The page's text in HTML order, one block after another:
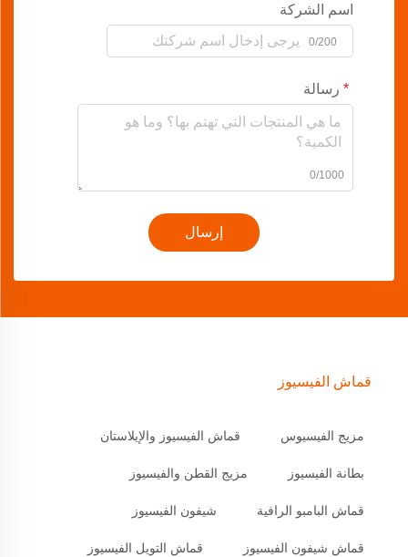
اسم الشركة
0/200
رسالة
0/1000
إرسال
قماش الفيسيوز
مزيج الفيسيوس قماش الفيسيوز والإيلاستان
بطانة الفيسيوز مزيج القطن والفيسيوز
قماش البامبو الرافية شيفون الفيسيوز
قماش شيفون الفيسيوز قماش التويل الفيسيوز